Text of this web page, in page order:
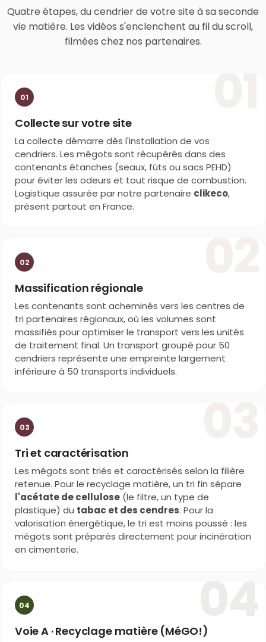
Quatre étapes, du cendrier de votre site à sa seconde
vie matière. Les vidéos s'enclenchent au fil du scroll,
filmées chez nos partenaires.
01
Collecte sur votre site
La collecte démarre dès l'installation de vos
cendriers. Les mégots sont récupérés dans des
contenants étanches (seaux, fûts ou sacs PEHD)
pour éviter les odeurs et tout risque de combustion.
Logistique assurée par notre partenaire clikeco,
présent partout en France.
02
Massification régionale
Les contenants sont acheminés vers les centres de
tri partenaires régionaux, où les volumes sont
massifiés pour optimiser le transport vers les unités
de traitement final. Un transport groupé pour 50
cendriers représente une empreinte largement
inférieure à 50 transports individuels.
03
Tri et caractérisation
Les mégots sont triés et caractérisés selon la filière
retenue. Pour le recyclage matière, un tri fin sépare
l'acétate de cellulose (le filtre, un type de
plastique) du tabac et des cendres. Pour la
valorisation énergétique, le tri est moins poussé : les
mégots sont préparés directement pour incinération
en cimenterie.
04
Voie A · Recyclage matière (MéGO!)